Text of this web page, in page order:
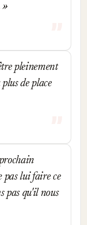
pleinement
de place
pas lui faire ce
pas qu'il nous